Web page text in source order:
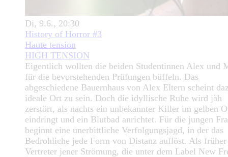
Di, 9.6., 20:30
History of Horror #3
Haute tension
HIGH TENSION
Eigentlich wollten die beiden Studentinnen Alex und
für die bevorstehenden Prüfungen büffeln. Das
abgeschiedene Bauernhaus von Alex Eltern scheint
ideale Ort zu sein. Doch die idyllische Ruhe wird jäh
zerstört, als nachts ein unbekannter Killer im gelben
eindringt und ein Blutbad anrichtet. Für die jungen
beginnt eine unerbittliche Verfolgungsjagd, in der das
Bedrohliche jede Form von Distanz auflöst. Als früher
Vertreter jener Strömung, die unter dem Label New